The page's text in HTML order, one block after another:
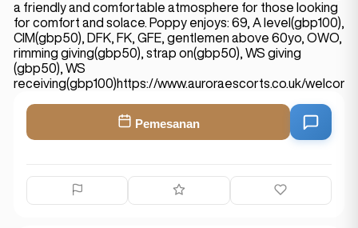
a friendly and comfortable atmosphere for those looking
for comfort and solace. Poppy enjoys: 69, A level(gbp100),
CIM(gbp50), DFK, FK, GFE, gentlemen above 60yo, OWO,
rimming giving(gbp50), strap on(gbp50), WS giving
(gbp50), WS
receiving(gbp100)https://www.auroraescorts.co.uk/
Pemesanan